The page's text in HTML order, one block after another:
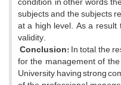
subjects and the subjects
at a high level. As a
validity.
Conclusion:In total, the
for the management of
University, having strong